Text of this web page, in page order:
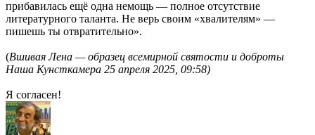
прибавилась ещё одна немощь — полное отсутствие
литературного таланта. Не верь своим «хвалителям» —
пишешь ты отвратительно».
(Вшивая Лена — образец всемирной святости и доброты
Наша Кунсткамера 25 апреля 2025, 09:58)
Я согласен!